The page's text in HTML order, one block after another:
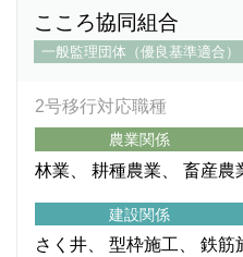
こころ協同組合
一般監理団体（優良基準適合）
2号移行対応職種
農業関係
林業 耕種農業 畜産農
建設関係
さく井 型枠施工 鉄筋